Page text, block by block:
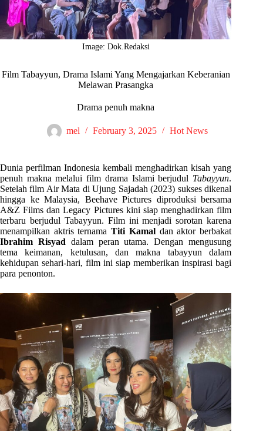
Image: Dok.Redaksi
Film Tabayyun, Drama Islami Yang Mengajarkan Keberanian
Melawan Prasangka
Drama penuh makna
mel February 3, 2025 Hot News
Dunia perfilman Indonesia kembali menghadirkan kisah yang
penuh makna melalui film drama Islami berjudul Tabayyun.
Setelah film Air Mata di Ujung Sajadah (2023) sukses dikenal
hingga ke Malaysia, Beehave Pictures diproduksi bersama
A&Z Films dan Legacy Pictures kini siap menghadirkan film
terbaru berjudul Tabayyun. Film ini menjadi sorotan karena
menampilkan aktris ternamaTiti Kamal dan aktor berbakat
Ibrahim Risyad dalam peran utama. Dengan mengusung
tema keimanan, ketulusan, dan makna tabayyun dalam
kehidupan sehari-hari, film ini siap memberikan inspirasi bagi
para penonton.